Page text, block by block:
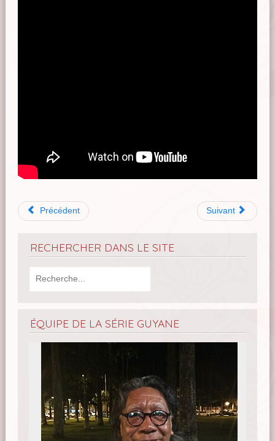
Précédent Suivant
RECHERCHER DANS LE SITE
ÉQUIPE DE LA SÉRIE GUYANE